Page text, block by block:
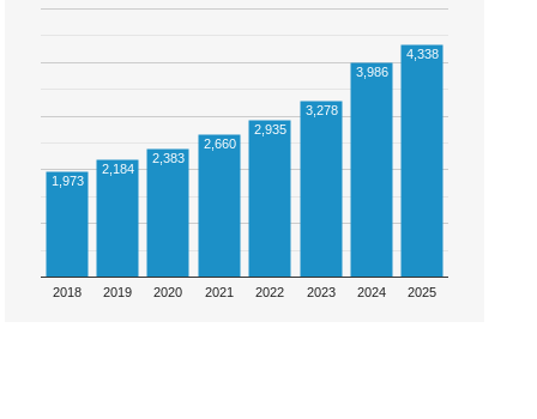
2018 2019 2020 2021 2022 2023 2024 2025
1,973
2,184
2,383
2,660
2,935
3,278
3,986
4,338